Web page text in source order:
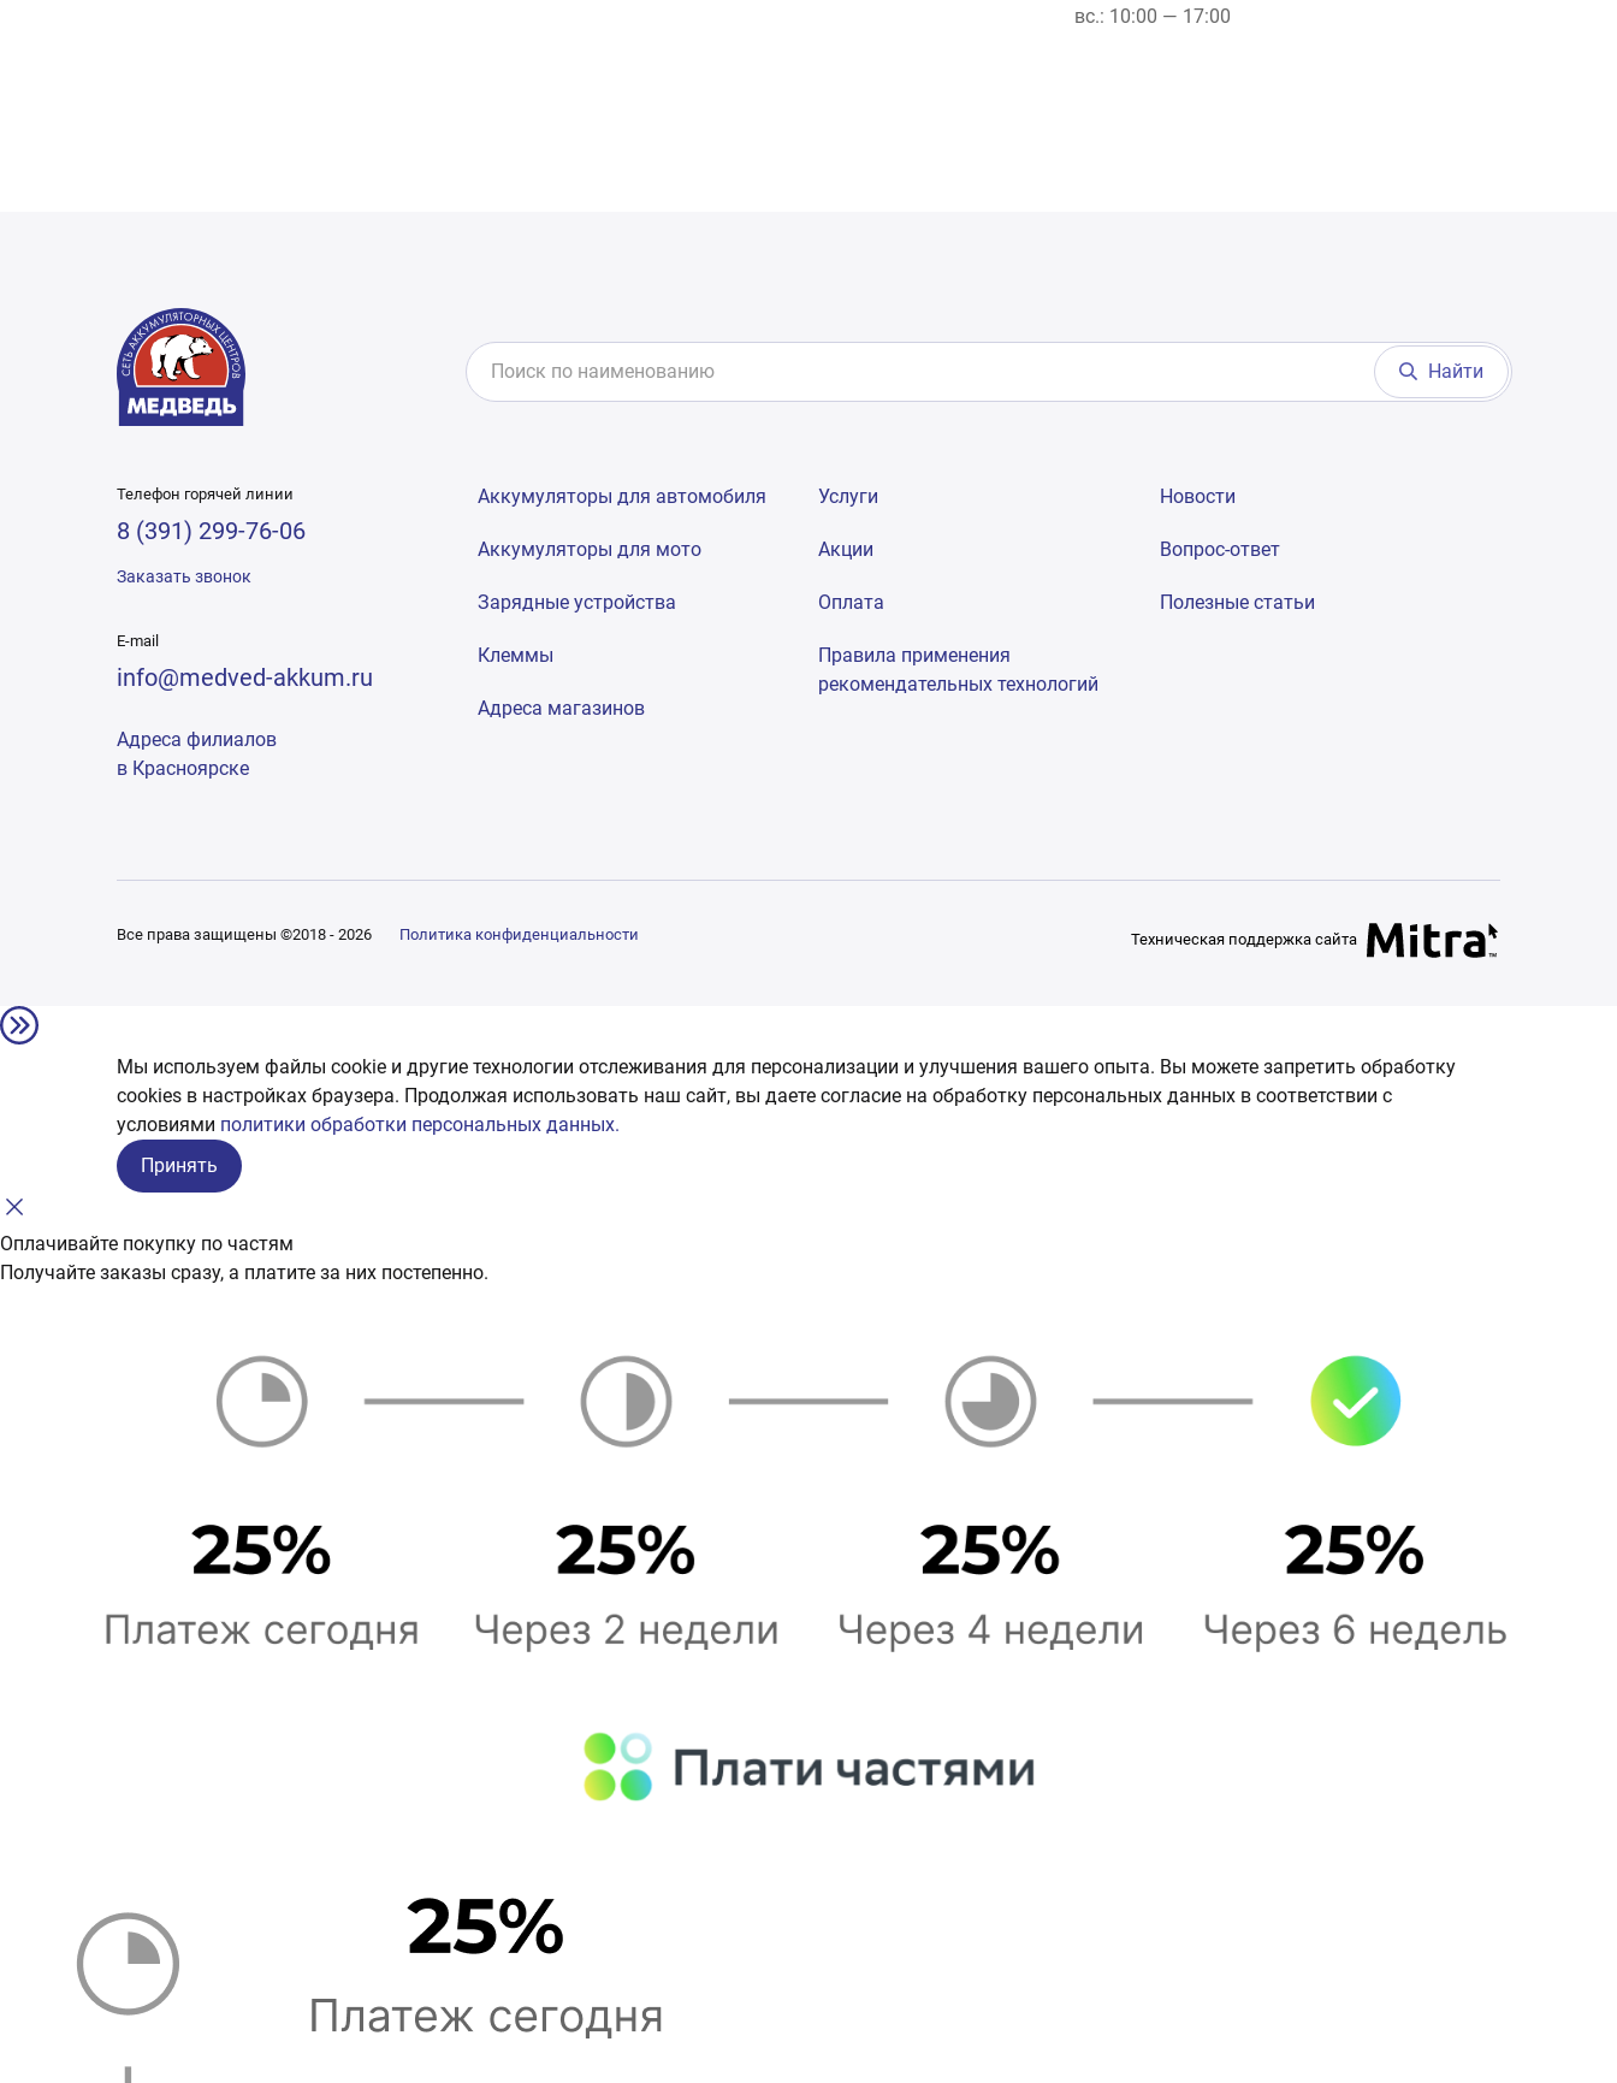
вс.: 10:00 — 17:00
Найти
Телефон горячей линии
8 (391) 299-76-06
Заказать звонок
E-mail
info@medved-akkum.ru
Адреса филиалов
в Красноярске
Аккумуляторы для автомобиля
Аккумуляторы для мото
Зарядные устройства
Клеммы
Адреса магазинов
Услуги
Акции
Оплата
Правила применения
рекомендательных технологий
Новости
Вопрос-ответ
Полезные статьи
Все права защищены ©2018 - 2026 Политика конфиденциальности Техническая поддержка сайта
Мы используем файлы cookie и другие технологии отслеживания для персонализации и улучшения вашего опыта. Вы можете запретить обработку
сookies в настройках браузера. Продолжая использовать наш сайт, вы даете согласие на обработку персональных данных в соответствии с
условиями политики обработки персональных данных.
Принять
Оплачивайте покупку по частям
Получайте заказы сразу, а платите за них постепенно.